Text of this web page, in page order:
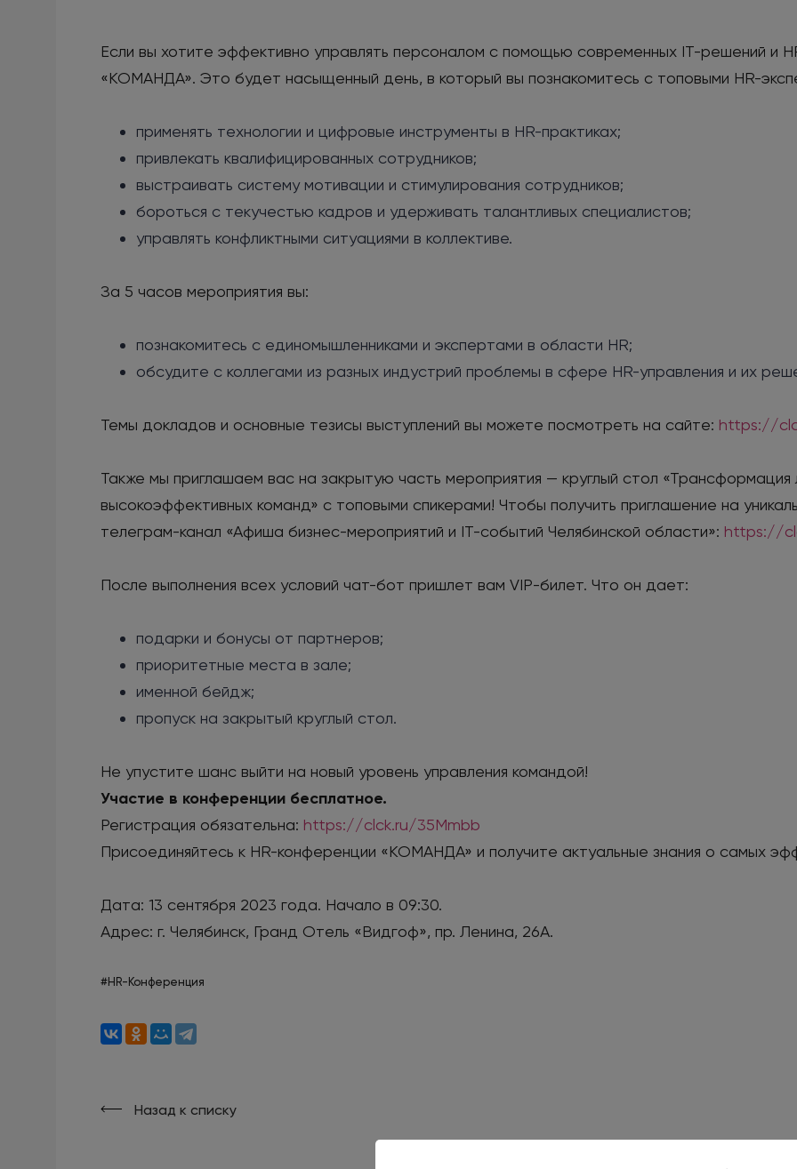
Если вы хотите эффективно управлять персоналом с помощью современных IT-решений и
«КОМАНДА». Это будет насыщенный день, в который вы познакомитесь с топовыми HR-
применять технологии и цифровые инструменты в HR-практиках;
привлекать квалифицированных сотрудников;
выстраивать систему мотивации и стимулирования сотрудников;
бороться с текучестью кадров и удерживать талантливых специалистов;
управлять конфликтными ситуациями в коллективе.
За 5 часов мероприятия вы:
познакомитесь с единомышленниками и экспертами в области HR;
обсудите с коллегами из разных индустрий проблемы в сфере HR-управления и их
Темы докладов и основные тезисы выступлений вы можете посмотреть на сайте: https://
Также мы приглашаем вас на закрытую часть мероприятия — круглый стол
высокоэффективных команд» с топовыми спикерами! Чтобы получить приглашение на
телеграм-канал «Афиша бизнес-мероприятий и IT-событий Челябинской области»: https://
После выполнения всех условий чат-бот пришлет вам VIP-билет. Что он дает:
подарки и бонусы от партнеров;
приоритетные места в зале;
именной бейдж;
пропуск на закрытый круглый стол.
Не упустите шанс выйти на новый уровень управления командой!
Участие в конференции бесплатное.
Регистрация обязательна: https://clck.ru/35Mmbb
Присоединяйтесь к HR-конференции «КОМАНДА» и получите актуальные знания о самых
Дата: 13 сентября 2023 года. Начало в 09:30.
Адрес: г. Челябинск, Гранд Отель «Видгоф», пр. Ленина, 26А.
#HR-Конференция
Назад к списку